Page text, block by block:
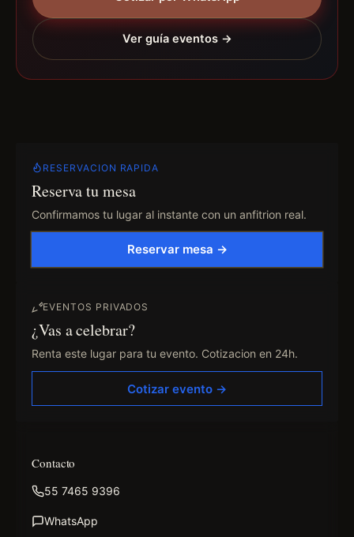
Ver guía eventos →
RESERVACION RAPIDA
Reserva tu mesa
Confirmamos tu lugar al instante con un anfitrion real.
Reservar mesa →
EVENTOS PRIVADOS
¿Vas a celebrar?
Renta este lugar para tu evento. Cotizacion en 24h.
Cotizar evento →
Contacto
55 7465 9396
WhatsApp